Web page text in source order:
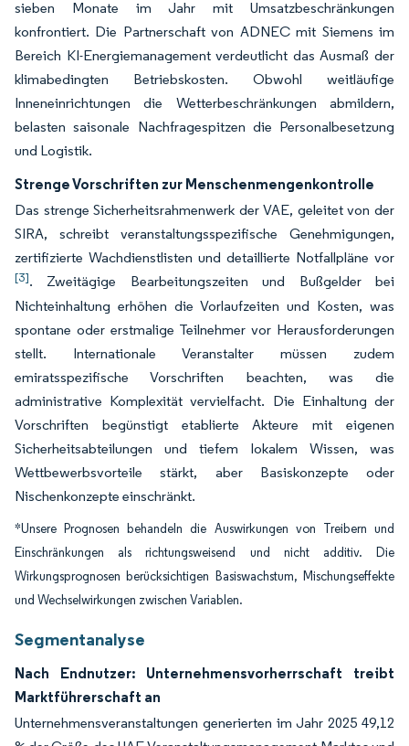
sieben Monate im Jahr mit Umsatzbeschränkungen
konfrontiert. Die Partnerschaft von ADNEC mit Siemens im
Bereich KI-Energiemanagement verdeutlicht das Ausmaß der
klimabedingten Betriebskosten. Obwohl weitläufige
Inneneinrichtungen die Wetterbeschränkungen abmildern,
belasten saisonale Nachfragespitzen die Personalbesetzung
und Logistik.
Strenge Vorschriften zur Menschenmengenkontrolle
Das strenge Sicherheitsrahmenwerk der VAE, geleitet von der
SIRA, schreibt veranstaltungsspezifische Genehmigungen,
zertifizierte Wachdienstlisten und detaillierte Notfallpläne vor
[3]. Zweitägige Bearbeitungszeiten und Bußgelder bei
Nichteinhaltung erhöhen die Vorlaufzeiten und Kosten, was
spontane oder erstmalige Teilnehmer vor Herausforderungen
stellt. Internationale Veranstalter müssen zudem
emiratsspezifische Vorschriften beachten, was die
administrative Komplexität vervielfacht. Die Einhaltung der
Vorschriften begünstigt etablierte Akteure mit eigenen
Sicherheitsabteilungen und tiefem lokalem Wissen, was
Wettbewerbsvorteile stärkt, aber Basiskonzepte oder
Nischenkonzepte einschränkt.
*Unsere Prognosen behandeln die Auswirkungen von Treibern und
Einschränkungen als richtungsweisend und nicht additiv. Die
Wirkungsprognosen berücksichtigen Basiswachstum, Mischungseffekte
und Wechselwirkungen zwischen Variablen.
Segmentanalyse
Nach Endnutzer: Unternehmensvorherrschaft treibt
Marktführerschaft an
Unternehmensveranstaltungen generierten im Jahr 2025 49,12